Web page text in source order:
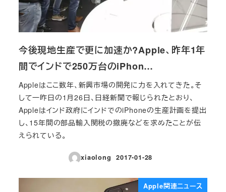
今後現地生産で更に加速か?Apple、昨年1年
間でインドで250万台のiPhon…
Appleはここ数年、新興市場の開発に力を入れてきた。そ
して一昨日の1月26日、日経新聞で報じられたとおり、
Appleはインド政府にインドでのiPhoneの生産計画を提出
し、15年間の部品輸入関税の撤廃などを求めたことが伝
えられている。
xiaolong
投稿日
2017-01-28
Apple関連ニュース